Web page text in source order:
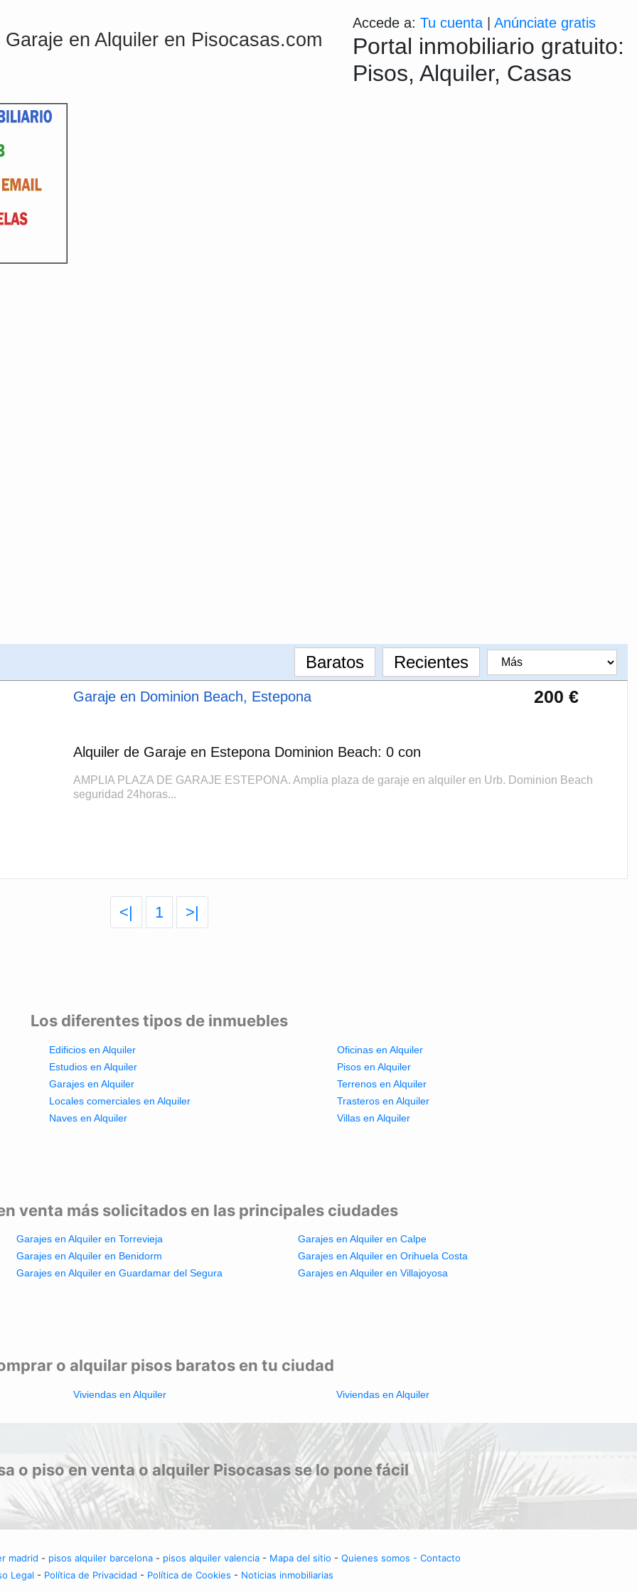
Garaje en Alquiler en Pisocasas.com
Accede a: Tu cuenta| Anúnciate gratis
Portal inmobiliario gratuito:
Pisos, Alquiler, Casas
Baratos Recientes
Garaje en Dominion Beach, Estepona 200 €
Alquiler de Garaje en Estepona Dominion Beach: 0 con
AMPLIA PLAZA DE GARAJE ESTEPONA. Amplia plaza de garaje en alquiler en Urb. Dominion Beach
seguridad 24horas...
<| 1 >|
Los diferentes tipos de inmuebles
Edificios en Alquiler
Estudios en Alquiler
Garajes en Alquiler
Locales comerciales en Alquiler
Naves en Alquiler
Oficinas en Alquiler
Pisos en Alquiler
Terrenos en Alquiler
Trasteros en Alquiler
Villas en Alquiler
venta más solicitados en las principales ciudades
Garajes en Alquiler en Torrevieja
Garajes en Alquiler en Benidorm
Garajes en Alquiler en Guardamar del Segura
Garajes en Alquiler en Calpe
Garajes en Alquiler en Orihuela Costa
Garajes en Alquiler en Villajoyosa
o alquilar pisos baratos en tu ciudad
Viviendas en Alquiler Viviendas en Alquiler
o piso en venta o alquiler Pisocasas se lo pone fácil
madrid - pisos alquiler barcelona - pisos alquiler valencia - Mapa del sitio -Quienes somos - Contacto
Legal - Política de Privacidad - Política de Cookies - Noticias inmobiliarias